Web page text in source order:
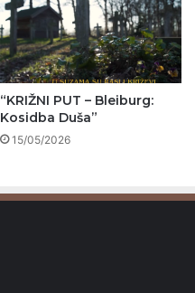
“KRIŽNI PUT – Bleiburg:
Kosidba Duša”
15/05/2026